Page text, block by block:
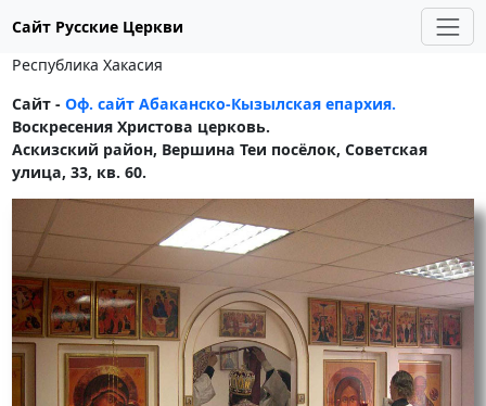
Сайт Русские Церкви
Республика Хакасия
Сайт - Оф. сайт Абаканско-Кызылская епархия.
Воскресения Христова церковь.
Аскизский район, Вершина Теи посёлок, Советская
улица, 33, кв. 60.